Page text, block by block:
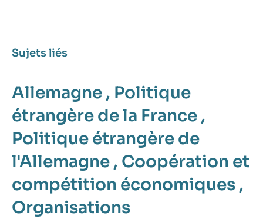
Sujets liés
Allemagne , Politique
étrangère de la France ,
Politique étrangère de
l'Allemagne , Coopération et
compétition économiques ,
Organisations